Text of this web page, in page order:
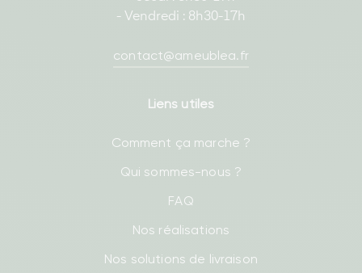
- Vendredi : 8h30-17h
contact@ameublea.fr
Liens utiles
Comment ça marche ?
Qui sommes-nous ?
FAQ
Nos réalisations
Nos solutions de livraison